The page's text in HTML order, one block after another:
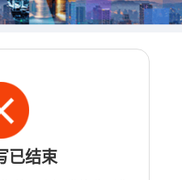
已结束